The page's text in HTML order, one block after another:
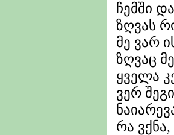
ჩემში
ზღვას
მე ვარ
ზღვაც
ყველა
ვერ
რა ვქნა,